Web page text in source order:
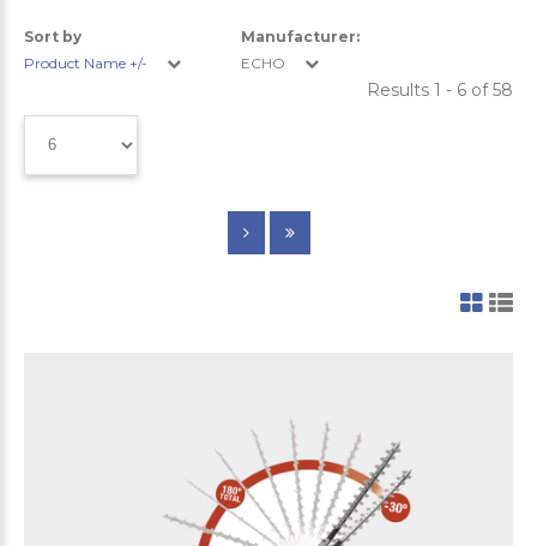
Sort by
Product Name +/-
Manufacturer:
ECHO
Results 1 - 6 of 58